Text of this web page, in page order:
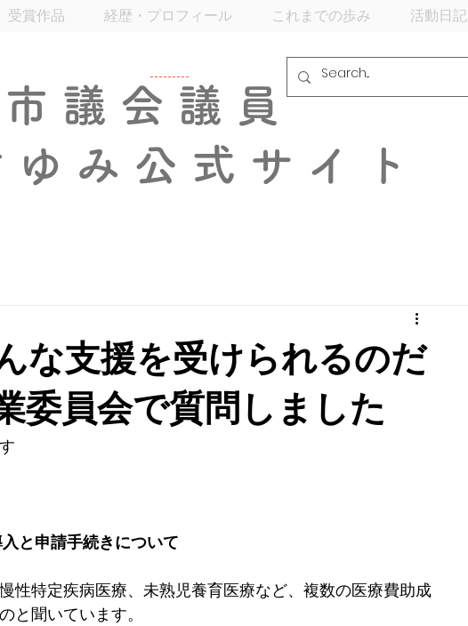
受賞作品 経歴・プロフィール これまでの歩み 活動日記
市議会議員
ゆみ公式サイト
な支援を受けられるのだ
委員会で質問しました
と申請手続きについて
性特定疾病医療、未熟児養育医療など、複数の医療費助成
と聞いています。